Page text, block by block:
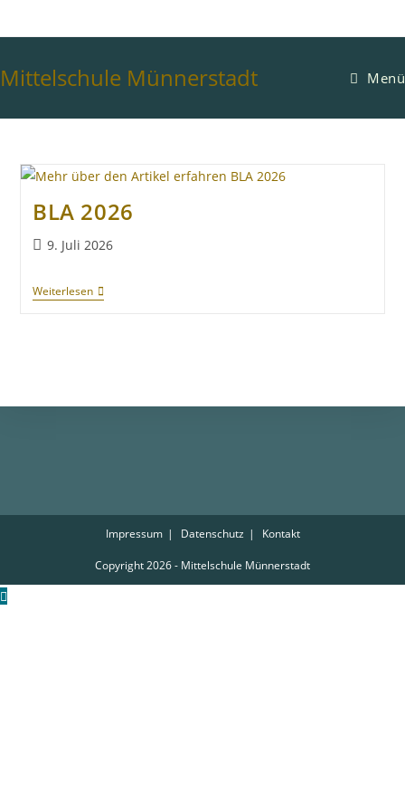
Mittelschule Münnerstadt Menü
BLA 2026
9. Juli 2026
Weiterlesen
Impressum Datenschutz Kontakt
Copyright 2026 - Mittelschule Münnerstadt